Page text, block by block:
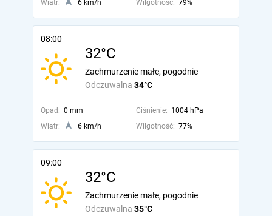
Wiatr: 6 km/h Wilgotność: 79%
08:00
32°C
Odczuwalna 34°C
Zachmurzenie małe, pogodnie
Opad: 0 mm Ciśnienie: 1004 hPa
Wiatr:
6 km/h Wilgotność: 77%
09:00
32°C
Odczuwalna 35°C
Zachmurzenie małe, pogodnie